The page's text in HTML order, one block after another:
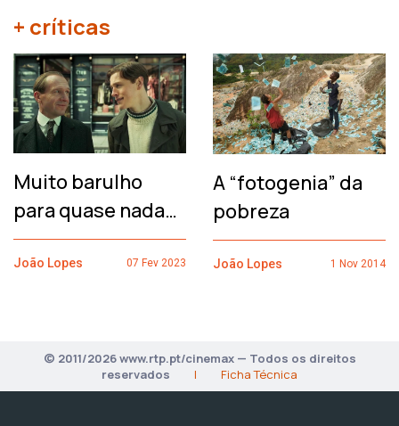
+ críticas
Muito barulho
para quase nada…
João Lopes 07 Fev 2023
A “fotogenia” da
pobreza
João Lopes 1 Nov 2014
© 2011/2026 www.rtp.pt/cinemax — Todos os direitos
reservados
| Ficha Técnica